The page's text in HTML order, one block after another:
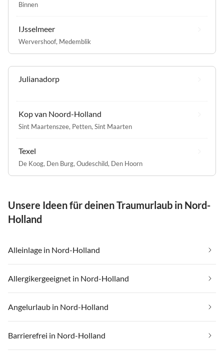
Binnen
IJsselmeer
Wervershoof, Medemblik
Julianadorp
Kop van Noord-Holland
Sint Maartenszee, Petten, Sint Maarten
Texel
De Koog, Den Burg, Oudeschild, Den Hoorn
Unsere Ideen für deinen Traumurlaub in Nord-
Holland
Alleinlage in Nord-Holland
Allergikergeeignet in Nord-Holland
Angelurlaub in Nord-Holland
Barrierefrei in Nord-Holland